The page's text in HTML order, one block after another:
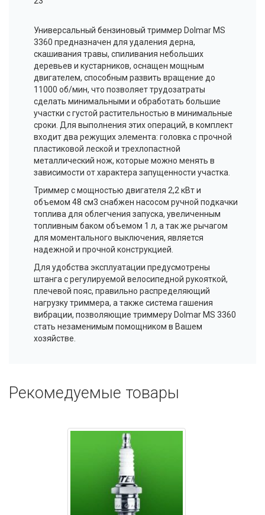
Универсальный бензиновый триммер Dolmar MS
3360 предназначен для удаления дерна,
скашивания травы, спиливания небольших
деревьев и кустарников, оснащен мощным
двигателем, способным развить вращение до
11000 об/мин, что позволяеттрудозатраты
сделать минимальными и обработать большие
участки с густой растительностью в минимальные
сроки. Для выполнения этих операций, в комплект
входит два режущих элемента: головка с прочной
пластиковой леской и трехлопастной
металлический нож, которые можно менять в
зависимости от характера запущенности участка.
Триммер с мощностью двигателя 2,2 кВт и
объемом 48 см3 снабжен насосом ручной подкачки
топлива для облегчения запуска, увеличенным
топливным баком объемом 1 л, а так же рычагом
для моментального выключения, является
надежной и прочной конструкцией.
Для удобства эксплуатации предусмотрены
штанга с регулируемой велосипедной рукояткой,
плечевой пояс, правильно распределяющий
нагрузку триммера, а также система гашения
вибрации, позволяющие триммеру Dolmar MS 3360
стать незаменимым помощником в Вашем
хозяйстве.
Рекомедуемые товары